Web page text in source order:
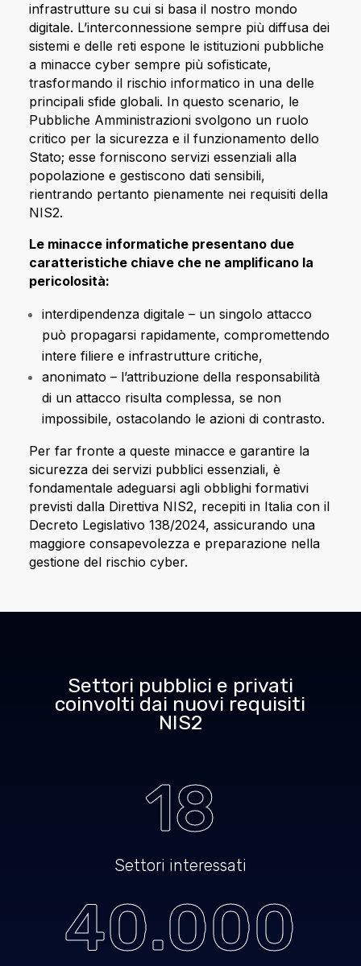
infrastrutture su cui si basa il nostro mondo
digitale. L’interconnessione sempre più diffusa dei
sistemi e delle reti espone le istituzioni pubbliche
a minacce cyber sempre più sofisticate,
trasformando il rischio informatico in una delle
principali sfide globali. In questo scenario, le
Pubbliche Amministrazioni svolgono un ruolo
critico per la sicurezza e il funzionamento dello
Stato; esse forniscono servizi essenziali alla
popolazione e gestiscono dati sensibili,
rientrando pertanto pienamente nei requisiti della
NIS2.
Le minacce informatiche presentano due
caratteristiche chiave che ne amplificano la
pericolosità:
interdipendenza digitale – un singolo attacco
può propagarsi rapidamente, compromettendo
intere filiere e infrastrutture critiche,
anonimato – l’attribuzione della responsabilità
di un attacco risulta complessa, se non
impossibile, ostacolando le azioni di contrasto.
Per far fronte a queste minacce e garantire la
sicurezza dei servizi pubblici essenziali, è
fondamentale adeguarsi agli obblighi formativi
previsti dalla Direttiva NIS2, recepiti in Italia con il
Decreto Legislativo 138/2024, assicurando una
maggiore consapevolezza e preparazione nella
gestione del rischio cyber.
Settori pubblici e privati
coinvolti dai nuovi requisiti
NIS2
18
Settori interessati
40.000